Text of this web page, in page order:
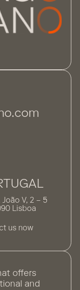
João V, 2 – 5
Lisboa
us now
offers
and